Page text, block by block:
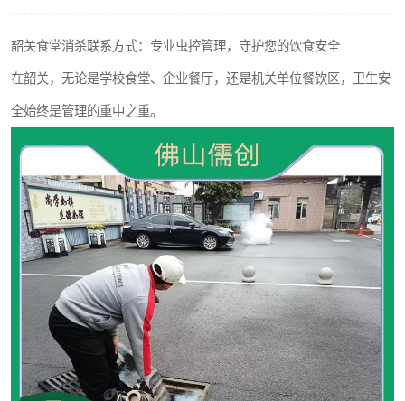
韶关食堂消杀联系方式：专业虫控管理，守护您的饮食安全
在韶关，无论是学校食堂、企业餐厅，还是机关单位餐饮区，卫生安
全始终是管理的重中之重。
校园消杀
害虫防治